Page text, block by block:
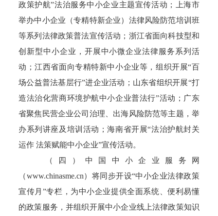
政策护航”法治服务中小企业主题宣传活动；上海市
举办中小企业（专精特新企业）法律风险防范培训班
等系列法律政策普法宣传活动；浙江省面向科技型和
创新型中小企业，开展中小微企业法律服务系列活
动；江西省面向专精特新中小企业等，组织开展“百
场公益普法基层行”进企业活动；山东省组织开展“打
造法治化营商环境护航中小企业普法行”活动；广东
省聚焦民营企业公司治理、出海风险防范等主题，举
办系列讲座及培训活动；海南省开展“法治护航封关
运作 法策赋能中小企业”宣传活动。
（四）中国中小企业服务网
（www.chinasme.cn）将同步开设“中小企业法律政策
宣传月”专栏，为中小企业提供全面系统、便利易懂
的政策服务，并组织开展中小企业线上法律政策知识